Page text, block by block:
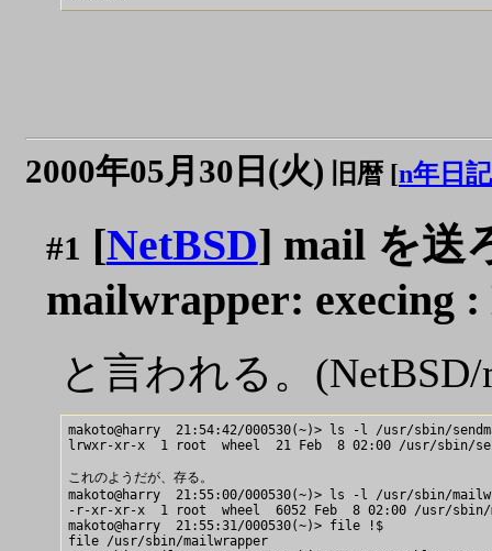
2000年05月30日(火) 旧暦 [n年日記
#1 [NetBSD] mail を送
mailwrapper: execing
と言われる。(NetBSD/
makoto@harry  21:54:42/000530(~)> ls -l /usr/sbin/
lrwxr-xr-x  1 root  wheel  21 Feb  8 02:00 /usr/sbin/
これのようだが、存る。
makoto@harry  21:55:00/000530(~)> ls -l /usr/sbin/
-r-xr-xr-x  1 root  wheel  6052 Feb  8 02:00 /usr/sbin/
makoto@harry  21:55:31/000530(~)> file !$
file /usr/sbin/mailwrapper